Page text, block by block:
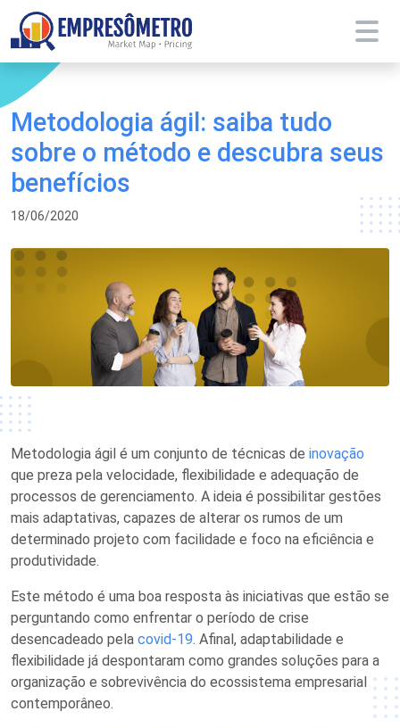
Metodologia ágil: saiba tudo
sobre o método e descubra seus
benefícios
18/06/2020
Metodologia ágil é um conjunto de técnicas de inovação
que preza pela velocidade, flexibilidade e adequação de
processos de gerenciamento. A ideia é possibilitar gestões
mais adaptativas, capazes de alterar os rumos de um
determinado projeto com facilidade e foco na eficiência e
produtividade.
Este método é uma boa resposta às iniciativas que estão se
perguntando como enfrentar o período de crise
desencadeado pela covid-19. Afinal, adaptabilidade e
flexibilidade já despontaram como grandes soluções para a
organização e sobrevivência do ecossistema empresarial
contemporâneo.